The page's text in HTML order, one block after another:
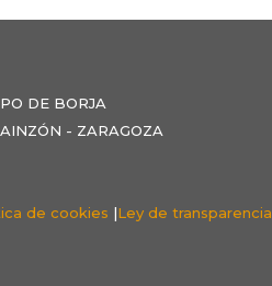
DE BORJA
- ZARAGOZA
de cookies |Ley de transparencia